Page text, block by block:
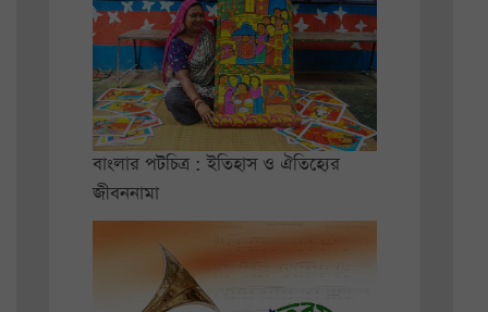
বাংলার পটচিত্র : ইতিহাস ও ঐতিহ্যের
জীবননামা